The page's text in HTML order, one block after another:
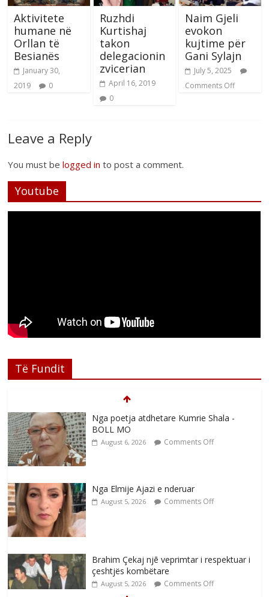
Aktivitete
humane në
Orllan të
Besianës
January 30,
2019
0
Ruzhdi
Kurtishaj
takon
delegacionin
zvicerian
April 16, 2019
0
Naim Gjeli
evokon
kujtime për
Gani Sylajn
July 5, 2025
Comments Off
Leave a Reply
You must belogged in to post a comment.
Youtube
Të Fundit
Nga poetja atdhetare Kumrie Shala -
BOLL MO
August 6, 2026 Comments Off
Nga Elmije Ajazi e nderuar
August 5, 2026 Comments Off
Brahim Çekaj njē veprimtar i respektuar i
çeshtjës kombëtare
August 5, 2026 Comments Off